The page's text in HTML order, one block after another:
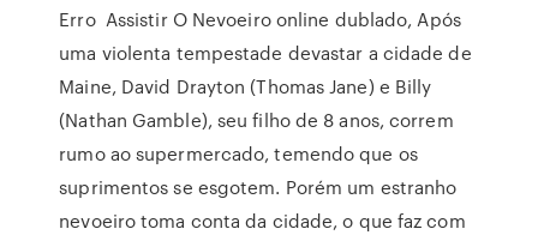
Erro Assistir O Nevoeiro online dublado, Após
uma violenta tempestade devastar a cidade de
Maine, David Drayton (Thomas Jane) e Billy
(Nathan Gamble), seu filho de 8 anos, correm
rumo ao supermercado, temendo que os
suprimentos se esgotem. Porém um estranho
nevoeiro toma conta da cidade, o que faz com